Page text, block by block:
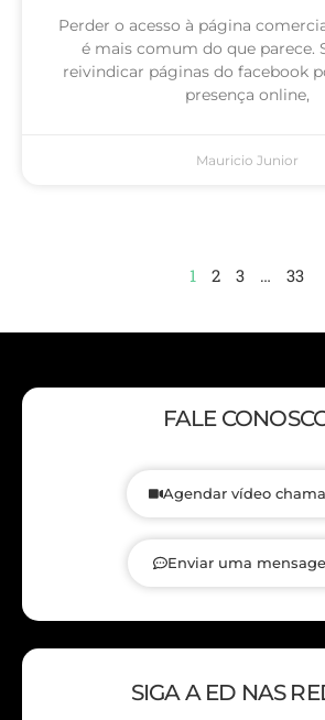
Perder o acesso à página
é mais comum do que parece.
reivindicar páginas do facebook
presença online,
Mauricio Junior
1 2 3 … 33
FALE
Agendar vídeo
Enviar uma
SIGA A ED NAS